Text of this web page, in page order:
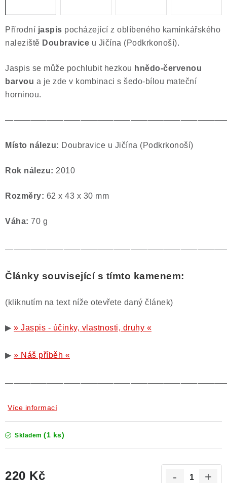
Ochrana osobních údajů
Formulář pro uplatnění reklamace
Formulář pro odstoupení od smlouvy
Přírodní jaspis pocházející z oblíbeného kamínkářského
naleziště Doubravice u Jičína (Podkrkonoší).
Jaspis se může pochlubit hezkou hnědo-červenou
barvou a je zde v kombinaci s šedo-bílou mateční
horninou.
Místo nálezu: Doubravice u Jičína (Podkrkonoší)
Rok nálezu: 2010
Rozměry: 62 x 43 x 30 mm
Váha: 70 g
Články související s tímto kamenem:
(kliknutím na text níže otevřete daný článek)
▶ » Jaspis - účinky, vlastnosti, druhy «
▶ » Náš příběh «
Více informací
Skladem (1 ks)
220 Kč